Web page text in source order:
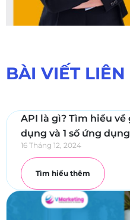
BÀI VIẾT
API là gì? Tìm hiểu
dụng và 1 số ứng
16 Tháng 12, 2024
Tìm hiểu thêm